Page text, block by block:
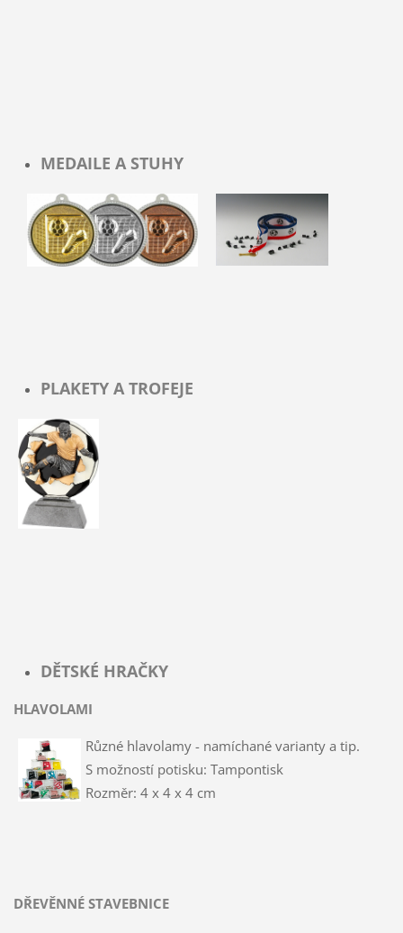
MEDAILE A STUHY
PLAKETY A TROFEJE
DĚTSKÉ HRAČKY
HLAVOLAMI
Různé hlavolamy - namíchané varianty a tip.
S možností potisku: Tampontisk
Rozměr: 4 x 4 x 4 cm
DŘEVĚNNÉ STAVEBNICE